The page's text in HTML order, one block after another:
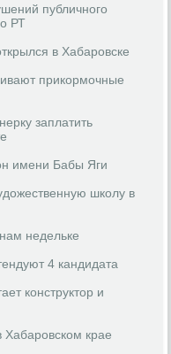
публичного
РТ
в Хабаровске
прикормочные
заплатить
имени Бабы Яги
школу в
недельке
4 кандидата
конструктор и
крае